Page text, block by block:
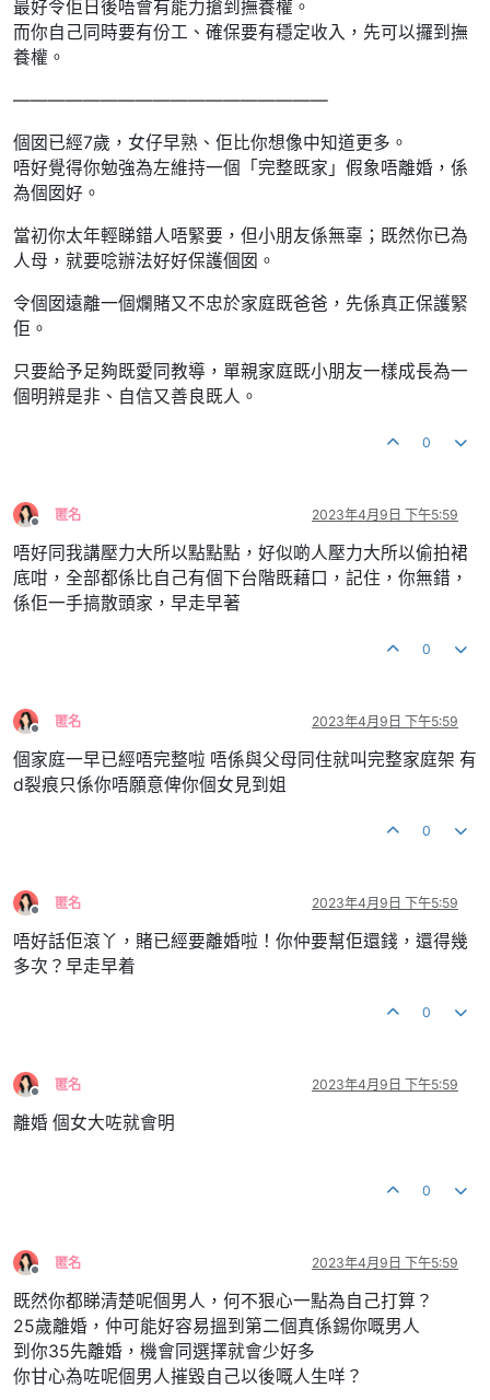
最好令佢日後唔會有能力搶到撫養權。
而你自己同時要有份工、確保要有穩定收入，先可以攞到撫
養權。
——————————————————
個囡已經7歲，女仔早熟、佢比你想像中知道更多。
唔好覺得你勉強為左維持一個「完整既家」假象唔離婚，係
為個囡好。
當初你太年輕睇錯人唔緊要，但小朋友係無辜；既然你已為
人母，就要唸辦法好好保護個囡。
令個囡遠離一個爛賭又不忠於家庭既爸爸，先係真正保護緊
佢。
只要給予足夠既愛同教導，單親家庭既小朋友一樣成長為一
個明辨是非、自信又善良既人。
0
離線
匿名 2023年4月9日 下午5:59
唔好同我講壓力大所以點點點，好似啲人壓力大所以偷拍裙
底咁，全部都係比自己有個下台階既藉口，記住，你無錯，
係佢一手搞散頭家，早走早著
0
離線
匿名 2023年4月9日 下午5:59
個家庭一早已經唔完整啦 唔係與父母同住就叫完整家庭架 有
d裂痕只係你唔願意俾你個女見到姐
0
離線
匿名 2023年4月9日 下午5:59
唔好話佢滾丫，賭已經要離婚啦！你仲要幫佢還錢，還得幾
多次？早走早着
0
離線
匿名 2023年4月9日 下午5:59
離婚 個女大咗就會明
0
離線
匿名 2023年4月9日 下午5:59
既然你都睇清楚呢個男人，何不狠心一點為自己打算？
25歲離婚，仲可能好容易搵到第二個真係錫你嘅男人
到你35先離婚，機會同選擇就會少好多
你甘心為咗呢個男人摧毀自己以後嘅人生咩？